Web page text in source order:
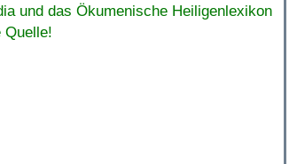
und das Ökumenische Heiligenlexikon
Quelle!